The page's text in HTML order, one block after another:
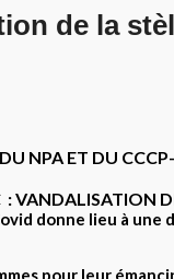
de la
NPA ET DU
: VANDALISATION
donne lieu à
pour leur